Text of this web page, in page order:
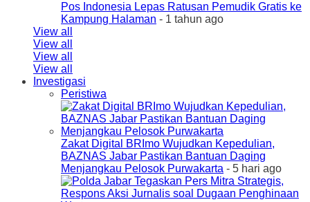
Pos Indonesia Lepas Ratusan Pemudik Gratis ke
Kampung Halaman - 1 tahun ago
View all
View all
View all
View all
Investigasi
Peristiwa
Zakat Digital BRImo Wujudkan Kepedulian,
BAZNAS Jabar Pastikan Bantuan Daging
Menjangkau Pelosok Purwakarta - 5 hari ago